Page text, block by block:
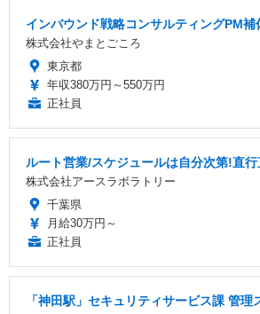
インバウンド戦略コンサルティングPM補
株式会社やまとごころ
東京都
年収380万円～550万円
正社員
ルート営業/スケジュールは自分次第!直
株式会社アースラボラトリー
千葉県
月給30万円～
正社員
「神田駅」セキュリティサービス課 管理